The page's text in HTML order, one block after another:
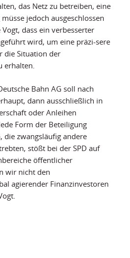
das Netz zu betreiben, eine
jedoch ausgeschlossen
dass ein verbesserter
wird, um eine präzi-sere
die Situation der
erhalten.
Bahn AG soll nach
dann ausschließlich in
oder Anleihen
Form der Beteiligung
die zwangsläufig andere
stößt bei der SPD auf
öffentlicher
wir nicht den
agierender Finanzinvestoren